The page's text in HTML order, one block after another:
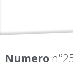
Numero